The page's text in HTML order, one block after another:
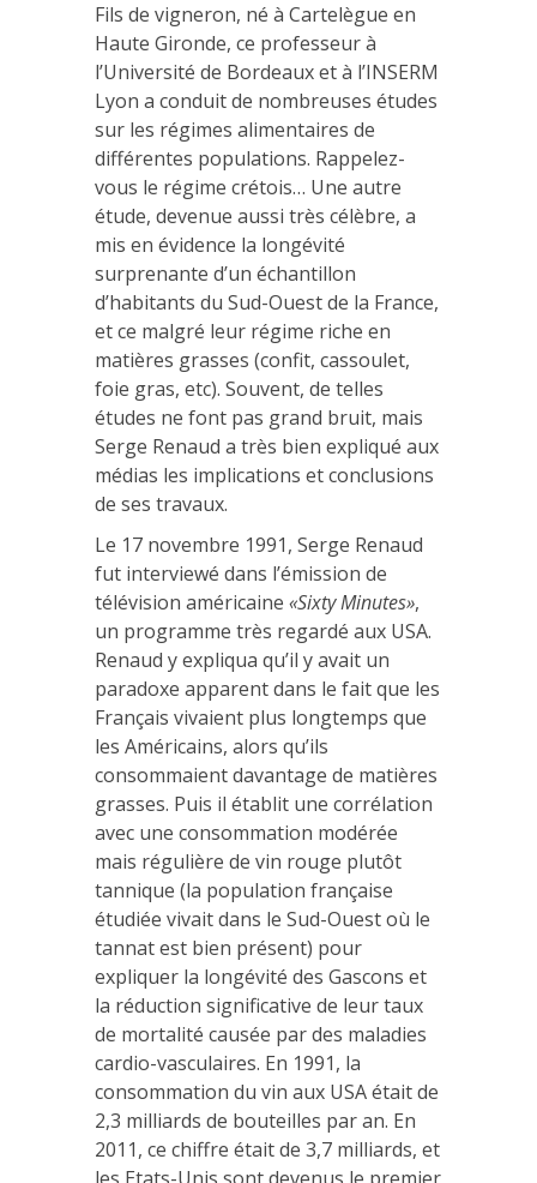
Fils de vigneron, né à Cartelègue en
Haute Gironde, ce professeur à
l’Université de Bordeaux et à l’INSERM
Lyon a conduit de nombreuses études
sur les régimes alimentaires de
différentes populations. Rappelez-
vous le régime crétois… Une autre
étude, devenue aussi très célèbre, a
mis en évidence la longévité
surprenante d’un échantillon
d’habitants du Sud-Ouest de la France,
et ce malgré leur régime riche en
matières grasses (confit, cassoulet,
foie gras, etc). Souvent, de telles
études ne font pas grand bruit, mais
Serge Renaud a très bien expliqué aux
médias les implications et conclusions
de ses travaux.
Le 17 novembre 1991, Serge Renaud
fut interviewé dans l’émission de
télévision américaine «Sixty Minutes»,
un programme très regardé aux USA.
Renaud y expliqua qu’il y avait un
paradoxe apparent dans le fait que les
Français vivaient plus longtemps que
les Américains, alors qu’ils
consommaient davantage de matières
grasses. Puis il établit une corrélation
avec une consommation modérée
mais régulière de vin rouge plutôt
tannique (la population française
étudiée vivait dans le Sud-Ouest où le
tannat est bien présent) pour
expliquer la longévité des Gascons et
la réduction significative de leur taux
de mortalité causée par des maladies
cardio-vasculaires. En 1991, la
consommation du vin aux USA était de
2,3 milliards de bouteilles par an. En
2011, ce chiffre était de 3,7 milliards, et